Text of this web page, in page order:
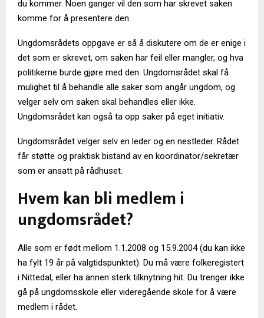
du kommer. Noen ganger vil den som har skrevet saken
komme for å presentere den.
Ungdomsrådets oppgave er så å diskutere om de er enige i
det som er skrevet, om saken har feil eller mangler, og hva
politikerne burde gjøre med den. Ungdomsrådet skal få
mulighet til å behandle alle saker som angår ungdom, og
velger selv om saken skal behandles eller ikke.
Ungdomsrådet kan også ta opp saker på eget initiativ.
Ungdomsrådet velger selv en leder og en nestleder. Rådet
får støtte og praktisk bistand av en koordinator/sekretær
som er ansatt på rådhuset.
Hvem kan bli medlem i
ungdomsrådet?
Alle som er født mellom 1.1.2008 og 15.9.2004 (du kan ikke
ha fylt 19 år på valgtidspunktet). Du må være folkeregistert
i Nittedal, eller ha annen sterk tilknytning hit. Du trenger ikke
gå på ungdomsskole eller videregående skole for å være
medlem i rådet.